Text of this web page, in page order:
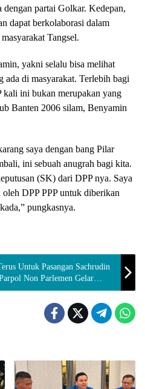
dengan partai Golkar. Kedepan,
dapat berkolaborasi dalam
Tangsel.
yakni selalu bisa melihat
ada di masyarakat. Terlebih bagi
kali ini bukan merupakan yang
Banten 2006 silam, Benyamin
saya dengan bang Pilar
ini sebuah anugrah bagi kita.
(SK) dari DPP nya. Saya
oleh DPP PPP untuk diberikan
pungkasnya.
Untuk Pasangan Sachrudin
Non Parlemen Gelar